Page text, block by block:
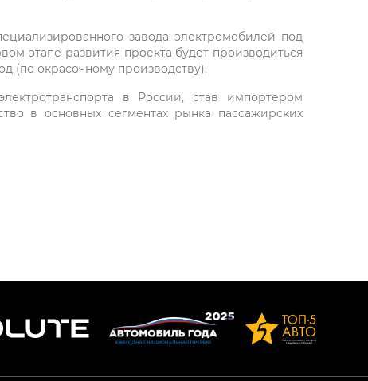
завода электромобилей под
этапе развития проекта будет производиться
(по окрасочному производству).
в России, став импортером
в основных сегментах рынка пассажирских